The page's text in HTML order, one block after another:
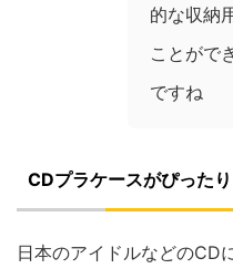
的な収納
ことがで
ですね
CDプラケースがぴったり
日本のアイドルなどのCD